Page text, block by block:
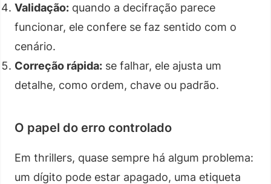
Validação: quando a decifração parece
funcionar, ele confere se faz sentido com o
cenário.
Correção rápida: se falhar, ele ajusta um
detalhe, como ordem, chave ou padrão.
O papel do erro controlado
Em thrillers, quase sempre há algum problema:
um dígito pode estar apagado, uma etiqueta